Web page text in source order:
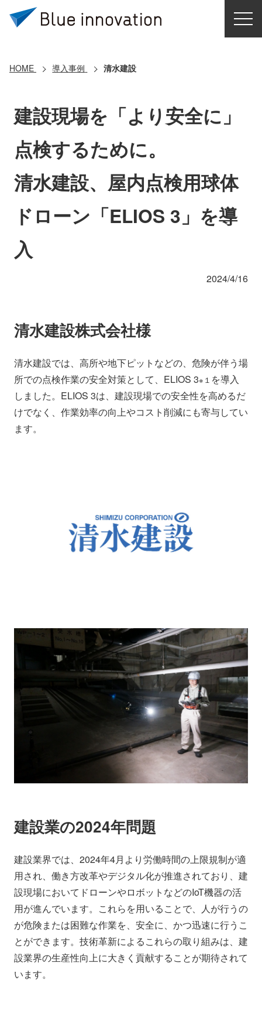
導入事例
コアテクノロジー
クラウドモビリティ研究所
ニュース
HOME 導入事例 清水建設
建設現場を「より安全に」
点検するために。
清水建設、屋内点検用球体
ドローン「ELIOS 3」を導
入
2024/4/16
清水建設株式会社様
清水建設では、高所や地下ピットなどの、危険が伴う場
所での点検作業の安全対策として、ELIOS 3※１ を導入
しました。ELIOS 3は、建設現場での安全性を高めるだ
けでなく、作業効率の向上やコスト削減にも寄与してい
ます。
建設業の2024年問題
建設業界では、2024年4月より労働時間の上限規制が適
用され、働き方改革やデジタル化が推進されており、建
設現場においてドローンやロボットなどのIoT機器の活
用が進んでいます。これらを用いることで、人が行うの
が危険または困難な作業を、安全に、かつ迅速に行うこ
とができます。技術革新によるこれらの取り組みは、建
設業界の生産性向上に大きく貢献することが期待されて
います。